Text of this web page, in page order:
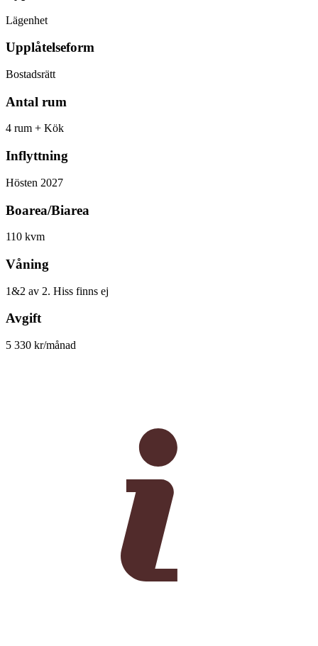
Lägenhet
Upplåtelseform
Bostadsrätt
Antal rum
4 rum + Kök
Inflyttning
Hösten 2027
Boarea/Biarea
110 kvm
Våning
1&2 av 2. Hiss finns ej
Avgift
5 330 kr/månad